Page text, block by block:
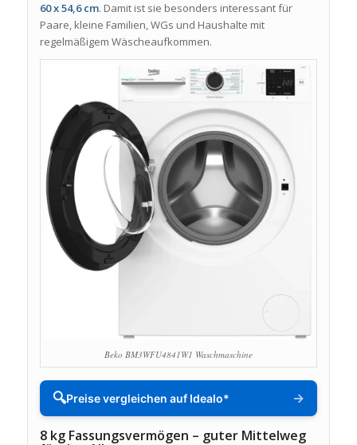
60 x 54,6 cm. Damit ist sie besonders interessant für
Paare, kleine Familien, WGs und Haushalte mit
regelmäßigem Wäscheaufkommen.
Beko BM3WFU4841W1 Waschmaschine
🔍Preise vergleichen auf Idealo* →
8 kg Fassungsvermögen – guter Mittelweg